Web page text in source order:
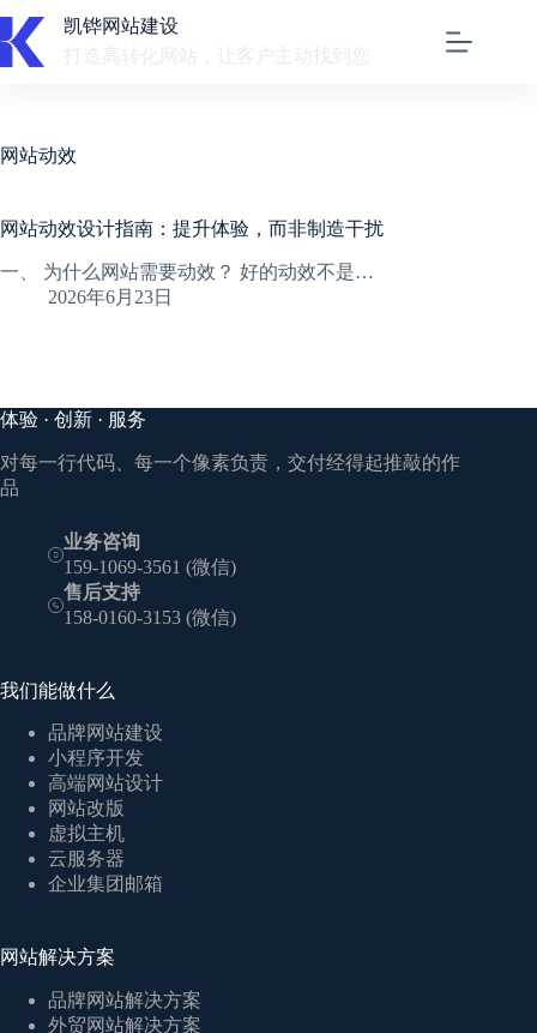
至
凯铧网站建设
打造高转化网站，让客户主动找到您
网站动效
网站动效设计指南：提升体验，而非制造干扰
一、 为什么网站需要动效？ 好的动效不是…
2026年6月23日
体验 · 创新 · 服务
对每一行代码、每一个像素负责，交付经得起推敲的作
品
业务咨询
159-1069-3561 (微信)
售后支持
158-0160-3153 (微信)
我们能做什么
品牌网站建设
小程序开发
高端网站设计
网站改版
虚拟主机
云服务器
企业集团邮箱
网站解决方案
品牌网站解决方案
外贸网站解决方案